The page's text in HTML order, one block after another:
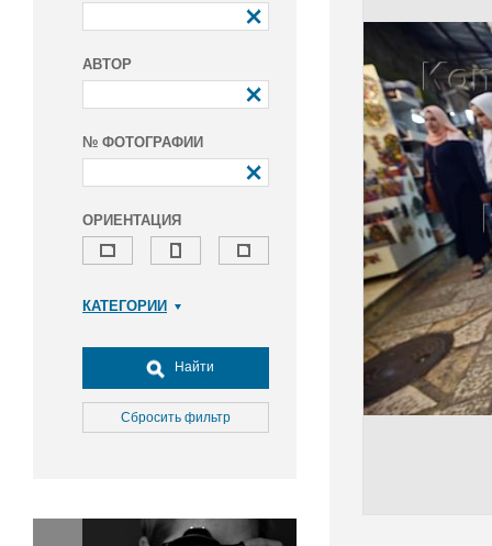
АВТОР
№ ФОТОГРАФИИ
ОРИЕНТАЦИЯ
КАТЕГОРИИ
Досуг, туризм и отдых
Культура
Медицина
Окружающая среда
Найти
Сбросить фильтр